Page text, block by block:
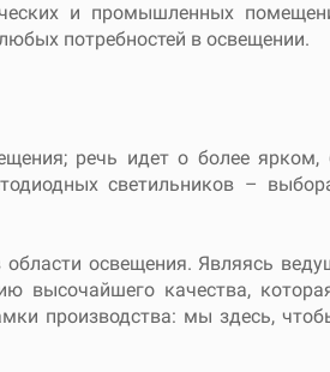
и промышленных
потребностей в освещении.
речь идет о более
светильников –
освещения. Являясь
высочайшего качества,
производства: мы здесь,